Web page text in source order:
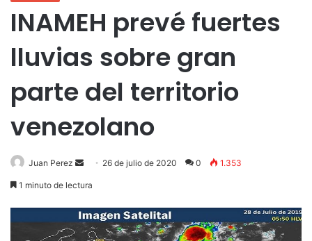
INAMEH prevé fuertes
lluvias sobre gran
parte del territorio
venezolano
Juan Perez
Send 26 de julio de 2020 0 1.353
1 minuto de lectura